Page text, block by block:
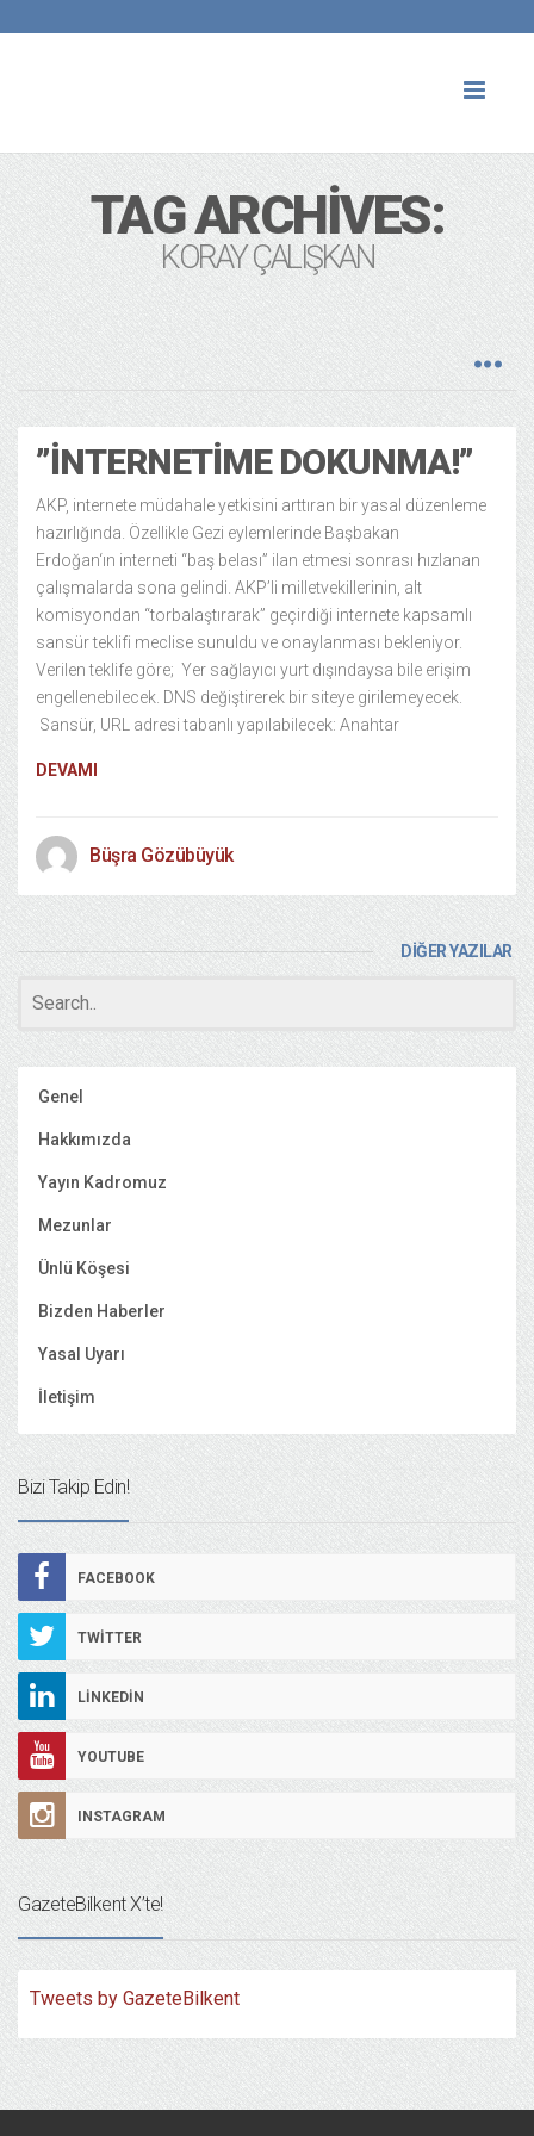
TAG ARCHIVES:
KORAY ÇALIŞKAN
”İNTERNETIME DOKUNMA!”
AKP, internete müdahale yetkisini arttıran bir yasal düzenleme
hazırlığında. Özellikle Gezi eylemlerinde Başbakan
Erdoğan‘ın interneti “baş belası” ilan etmesi sonrası hızlanan
çalışmalarda sona gelindi. AKP’li milletvekillerinin, alt
komisyondan “torbalaştırarak” geçirdiği internete kapsamlı
sansür teklifi meclise sunuldu ve onaylanması bekleniyor.
Verilen teklife göre; Yer sağlayıcı yurt dışındaysa bile erişim
engellenebilecek. DNS değiştirerek bir siteye girilemeyecek.
Sansür, URL adresi tabanlı yapılabilecek: Anahtar
DEVAMI
Büşra Gözübüyük
DİĞER YAZILAR
Genel
Hakkımızda
Yayın Kadromuz
Mezunlar
Ünlü Köşesi
Bizden Haberler
Yasal Uyarı
İletişim
Bizi Takip Edin!
FACEBOOK
TWITTER
LINKEDIN
YOUTUBE
INSTAGRAM
GazeteBilkent X’te!
Tweets by GazeteBilkent